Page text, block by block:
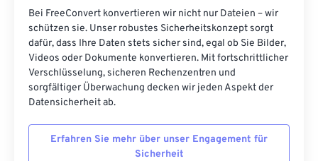
Bei FreeConvert konvertieren wir nicht nur Dateien – wir
schützen sie. Unser robustes Sicherheitskonzept sorgt
dafür, dass Ihre Daten stets sicher sind, egal ob Sie Bilder,
Videos oder Dokumente konvertieren. Mit fortschrittlicher
Verschlüsselung, sicheren Rechenzentren und
sorgfältiger Überwachung decken wir jeden Aspekt der
Datensicherheit ab.
Erfahren Sie mehr über unser Engagement für
Sicherheit